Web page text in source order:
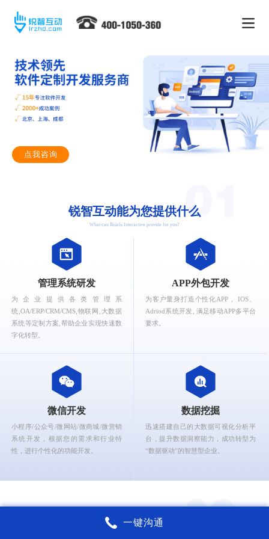
点我咨询
锐智互动能为您提供什么
What can Ruizhi Interactive provide for you?
管理系统研发
为企业提供各类管理系
统,OA/ERP/CRM/CMS,物联网,大数据
系统等定制方案,帮助企业实现快速数
字化转型。
APP外包开发
为客户量身打造个性化APP， IOS、
Adriod系统开发, 满足移动APP多平台
要求。
微信开发
小程序/公众号/微网站/微商城/微营销
系统开发，根据您的需求和行业特
性，进行个性化的功能开发。
数据挖掘
迅速搭建自己的大数据可视化分析平
台，提升数据洞察能力，成功转型为
“数据驱动”的智慧型企业。
锐智互动核心能力
一键沟通